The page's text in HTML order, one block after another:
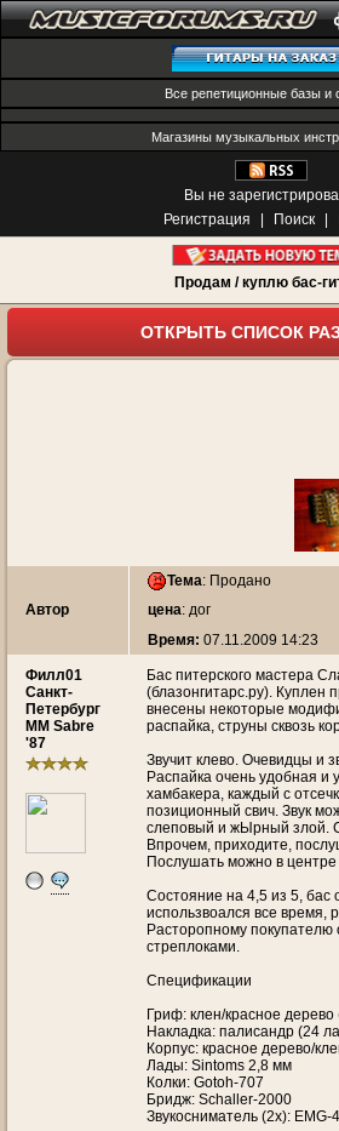
Все репетиционные базы и
Магазины музыкальных
Вы не
Регистрация
Поиск
Продам / куплю бас-
ОТКРЫТЬ СПИСОК
Автор
Тема: Продано
цена: дог
Время: 07.11.2009 14:23
Филл01
Санкт-
Петербург
MM Sabre
'87
Бас питерского мастера
(блазонгитарс.ру). Куплен
внесены некоторые
распайка, струны сквозь
Звучит клево. Очевидцы и
Распайка очень удобная и
хамбакера, каждый с
позиционный свич. Звук
слеповый и жЫрный злой.
Впрочем, приходите,
Послушать можно в
Состояние на 4,5 из 5, бас
использвоался все время,
Расторопному покупателю
стреплоками.
Спецификации
Гриф: клен/красное дерево
Накладка: палисандр (24
Корпус: красное дерево/
Лады: Sintoms 2,8 мм
Колки: Gotoh-707
Бридж: Schaller-2000
Звукосниматель (2х): EMG-